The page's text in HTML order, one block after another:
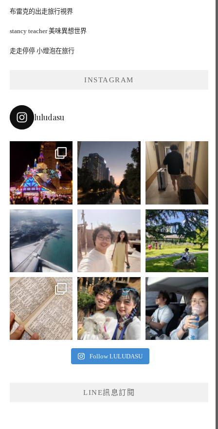
布雷克的出走旅行視界
stancy teacher 美味異想世界
走走停停 小燈泡在旅行
INSTAGRAM
luludasu
Follow LULUDASU
LINE訊息訂閱